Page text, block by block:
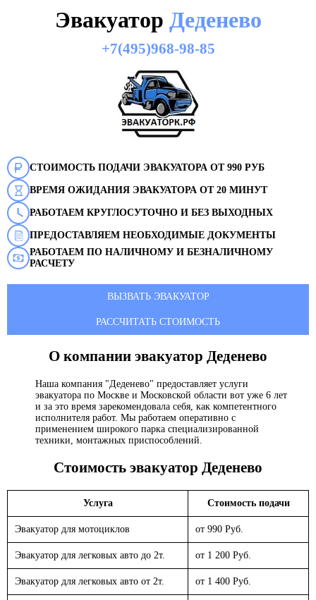
Эвакуатор Деденево
+7(495)968-98-85
СТОИМОСТЬ ПОДАЧИ ЭВАКУАТОРА ОТ 990 РУБ
ВРЕМЯ ОЖИДАНИЯ ЭВАКУАТОРА ОТ 20 МИНУТ
РАБОТАЕМ КРУГЛОСУТОЧНО И БЕЗ ВЫХОДНЫХ
ПРЕДОСТАВЛЯЕМ НЕОБХОДИМЫЕ ДОКУМЕНТЫ
РАБОТАЕМ ПО НАЛИЧНОМУ И БЕЗНАЛИЧНОМУ
РАСЧЕТУ
ВЫЗВАТЬ ЭВАКУАТОР
РАССЧИТАТЬ СТОИМОСТЬ
О компании эвакуатор Деденево
Наша компания "Деденево" предоставляет услуги
эвакуатора по Москве и Московской области вот уже 6 лет
и за это время зарекомендовала себя, как компетентного
исполнителя работ. Мы работаем оперативно с
применением широкого парка специализированной
техники, монтажных приспособлений.
Стоимость эвакуатор Деденево
Услуга Стоимость подачи
Эвакуатор для мотоциклов от 990 Руб.
Эвакуатор для легковых авто до 2т. от 1 200 Руб.
Эвакуатор для легковых авто от 2т. от 1 400 Руб.